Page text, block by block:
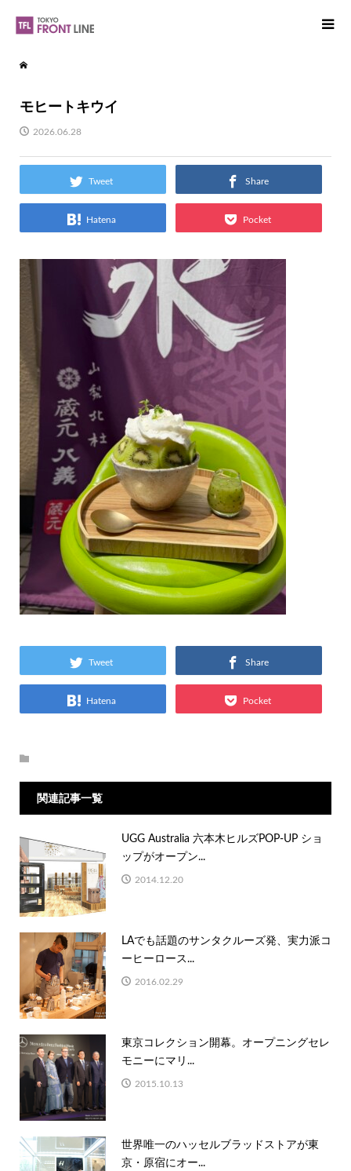
モヒートキウイ
2026.06.28
Tweet Share
Hatena Pocket
Tweet Share
Hatena Pocket
関連記事一覧
UGG Australia 六本木ヒルズPOP-UP ショ
ップがオープン...
2014.12.20
LAでも話題のサンタクルーズ発、実力派コ
ーヒーロース...
2016.02.29
東京コレクション開幕。オープニングセレ
モニーにマリ...
2015.10.13
世界唯一のハッセルブラッドストアが東
京・原宿にオー...